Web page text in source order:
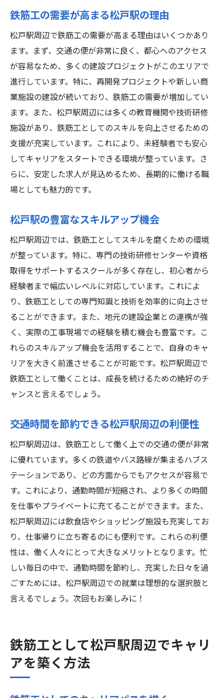
現場経験を積む方法
研修プログラムの利用法
スキルアップに役立つ講座
実務経験を積むための現場選び
キャリアアップのための自己投資
松戸駅周辺の鉄筋工として働く環境の魅力
仕事と生活のバランスが取れる環境
交通の便が良い立地条件
充実した福利厚生制度
職場の雰囲気と人間関係
働きやすい職場環境の整備
地域の魅力と生活環境
アップに繋がる理由
都市開発がもたらすキャリアチャンス
研修制度と資格取得のサポート
現場経験を積むことで得られるスキル
ネットワークとチームワークの重要性
実績が評価される環境
安定した環境でのキャリアアップ
鉄筋工の需要が高まる松戸駅の理由
松戸駅周辺で鉄筋工の需要が高まる理由はいくつかあり
ます。まず、交通の便が非常に良く、都心へのアクセス
が容易なため、多くの建設プロジェクトがこのエリアで
進行しています。特に、再開発プロジェクトや新しい商
業施設の建設が続いており、鉄筋工の需要が増加してい
ます。また、松戸駅周辺には多くの教育機関や技術研修
施設があり、鉄筋工としてのスキルを向上させるための
支援が充実しています。これにより、未経験者でも安心
してキャリアをスタートできる環境が整っています。さ
らに、安定した求人が見込めるため、長期的に働ける職
場としても魅力的です。
松戸駅の豊富なスキルアップ機会
松戸駅周辺では、鉄筋工としてスキルを磨くための環境
が整っています。特に、専門の技術研修センターや資格
取得をサポートするスクールが多く存在し、初心者から
経験者まで幅広いレベルに対応しています。これによ
り、鉄筋工としての専門知識と技術を効率的に向上させ
ることができます。また、地元の建設企業との連携が強
く、実際の工事現場での経験を積む機会も豊富です。こ
れらのスキルアップ機会を活用することで、自身のキャ
リアを大きく前進させることが可能です。松戸駅周辺で
鉄筋工として働くことは、成長を続けるための絶好のチ
ャンスと言えるでしょう。
交通時間を節約できる松戸駅周辺の利便性
松戸駅周辺は、鉄筋工として働く上での交通の便が非常
に優れています。多くの鉄道やバス路線が集まるハブス
テーションであり、どの方面からでもアクセスが容易で
す。これにより、通勤時間が短縮され、より多くの時間
を仕事やプライベートに充てることができます。また、
松戸駅周辺には飲食店やショッピング施設も充実してお
り、仕事帰りに立ち寄るのにも便利です。これらの利便
性は、働く人々にとって大きなメリットとなります。忙
しい毎日の中で、通勤時間を節約し、充実した日々を過
ごすためには、松戸駅周辺での就業は理想的な選択肢と
言えるでしょう。次回もお楽しみに！
鉄筋工として松戸駅周辺でキャリ
アを築く方法